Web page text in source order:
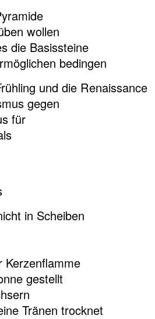
wollen
die Basissteine
bedingen
und die Renaissance
gegen
für
in Scheiben
Kerzenflamme
gestellt
Tränen trocknet